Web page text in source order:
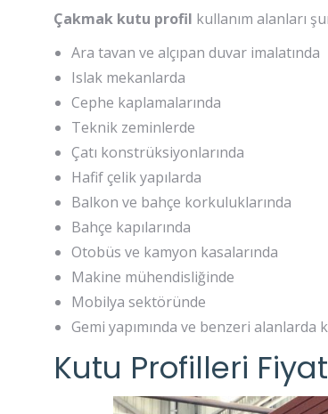
Çakmak kutu profil kullanım alanları
Ara tavan ve alçıpan duvar imalatında
Islak mekanlarda
Cephe kaplamalarında
Teknik zeminlerde
Çatı konstrüksiyonlarında
Hafif çelik yapılarda
Balkon ve bahçe korkuluklarında
Bahçe kapılarında
Otobüs ve kamyon kasalarında
Makine mühendisliğinde
Mobilya sektöründe
Gemi yapımında ve benzeri alanlarda
Kutu Profilleri